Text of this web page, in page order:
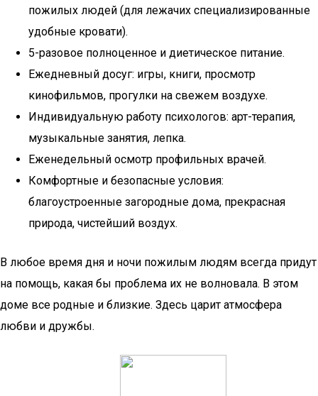
пожилых людей (для лежачих специализированные
удобные кровати).
5-разовое полноценное и диетическое питание.
Ежедневный досуг: игры, книги, просмотр
кинофильмов, прогулки на свежем воздухе.
Индивидуальную работу психологов: арт-терапия,
музыкальные занятия, лепка.
Еженедельный осмотр профильных врачей.
Комфортные и безопасные условия:
благоустроенные загородные дома, прекрасная
природа, чистейший воздух.
В любое время дня и ночи пожилым людям всегда придут
на помощь, какая бы проблема их не волновала. В этом
доме все родные и близкие. Здесь царит атмосфера
любви и дружбы.